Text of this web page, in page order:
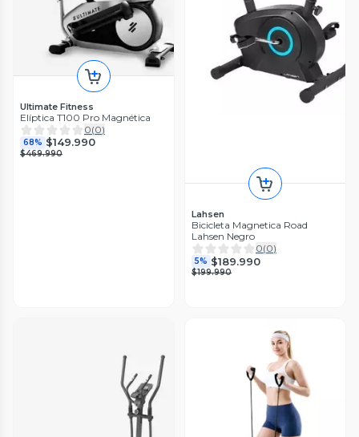
Ultimate Fitness
Elíptica T100 Pro Magnética
0(0)
68% $149.990
$469.990
Lahsen
Bicicleta Magnetica Road
Lahsen Negro
0(0)
5% $189.990
$199.990